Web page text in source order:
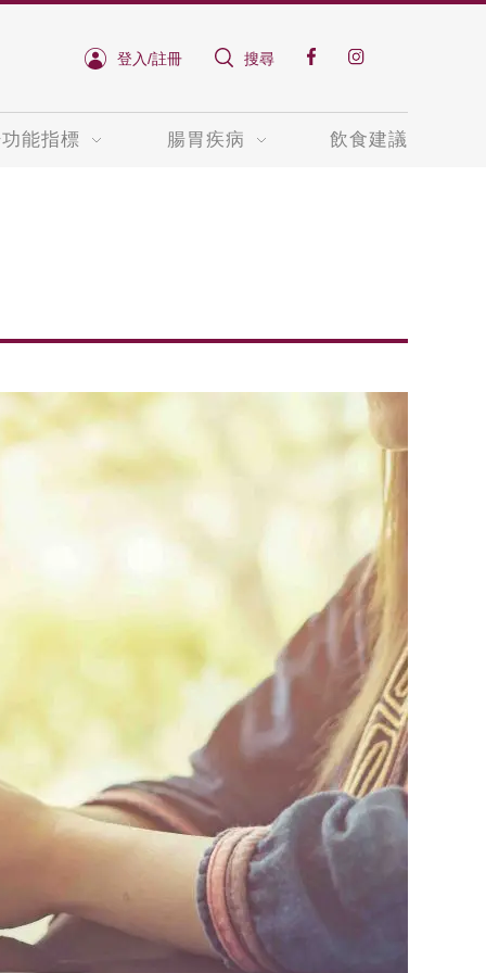
登入/註冊 搜尋
能指標 腸胃疾病 飲食建議